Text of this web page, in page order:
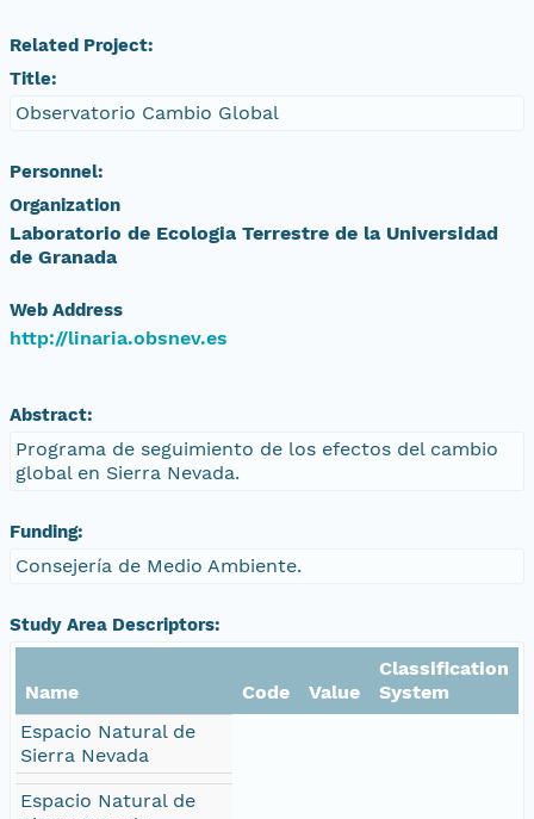
Related Project:
Title:
Observatorio Cambio Global
Personnel:
Organization
Laboratorio de Ecologia Terrestre de la Universidad
de Granada
Web Address
http://linaria.obsnev.es
Abstract:
Programa de seguimiento de los efectos del cambio
global en Sierra Nevada.
Funding:
Consejería de Medio Ambiente.
Study Area Descriptors:
Name Code Value
Classification
System
Espacio Natural de
Sierra Nevada
Espacio Natural de